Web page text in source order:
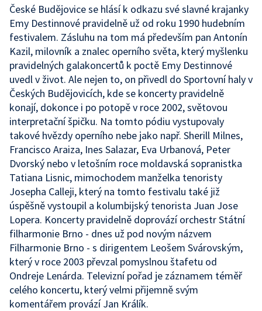
České Budějovice se hlásí k odkazu své slavné krajanky
Emy Destinnové pravidelně už od roku 1990 hudebním
festivalem. Zásluhu na tom má především pan Antonín
Kazil, milovník a znalec operního světa, který myšlenku
pravidelných galakoncertů k poctě Emy Destinnové
uvedl v život. Ale nejen to, on přivedl do Sportovní haly v
Českých Budějovicích, kde se koncerty pravidelně
konají, dokonce i po potopě v roce 2002, světovou
interpretační špičku. Na tomto pódiu vystupovaly
takové hvězdy operního nebe jako např. Sherill Milnes,
Francisco Araiza, Ines Salazar, Eva Urbanová, Peter
Dvorský nebo v letošním roce moldavská sopranistka
Tatiana Lisnic, mimochodem manželka tenoristy
Josepha Calleji, který na tomto festivalu také již
úspěšně vystoupil a kolumbijský tenorista Juan Jose
Lopera. Koncerty pravidelně doprovází orchestr Státní
filharmonie Brno - dnes už pod novým názvem
Filharmonie Brno - s dirigentem Leošem Svárovským,
který v roce 2003 převzal pomyslnou štafetu od
Ondreje Lenárda. Televizní pořad je záznamem téměř
celého koncertu, který velmi přijemně svým
komentářem provází Jan Králík.